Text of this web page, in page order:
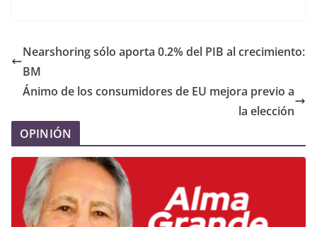
Nearshoring sólo aporta 0.2% del PIB al crecimiento:
BM
Ánimo de los consumidores de EU mejora previo a
la elección
OPINIÓN